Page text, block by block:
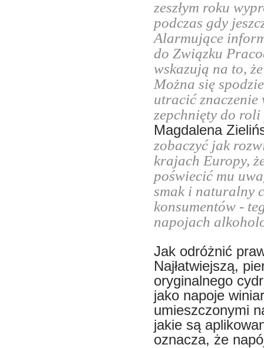
zeszłym roku
podczas gdy
Alarmujące
do Związku
wskazują na to,
Można się
utracić znaczenie
zepchnięty do
Magdalena
zobaczyć jak
krajach Europy,
poświecić mu
smak i naturalny
konsumentów -
napojach
Jak odróżnić
Najłatwiejszą,
oryginalnego
jako napoje
umieszczonymi
jakie są
oznacza, że